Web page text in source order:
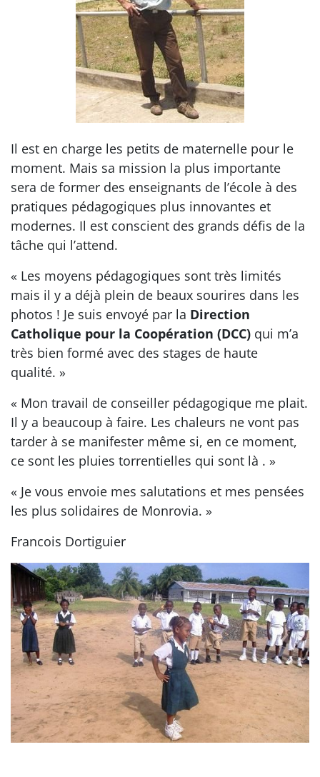
Il est en charge les petits de maternelle pour le
moment. Mais sa mission la plus importante
sera de former des enseignants de l’école à des
pratiques pédagogiques plus innovantes et
modernes. Il est conscient des grands défis de la
tâche qui l’attend.
« Les moyens pédagogiques sont très limités
mais il y a déjà plein de beaux sourires dans les
photos ! Je suis envoyé par la Direction
Catholique pour la Coopération (DCC) qui m’a
très bien formé avec des stages de haute
qualité. »
« Mon travail de conseiller pédagogique me plait.
Il y a beaucoup à faire. Les chaleurs ne vont pas
tarder à se manifester même si, en ce moment,
ce sont les pluies torrentielles qui sont là . »
« Je vous envoie mes salutations et mes pensées
les plus solidaires de Monrovia. »
Francois Dortiguier